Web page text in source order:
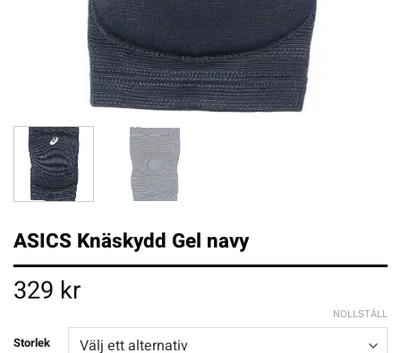
ASICS Knäskydd Gel navy
329 kr
Storlek
NOLLSTÄLL